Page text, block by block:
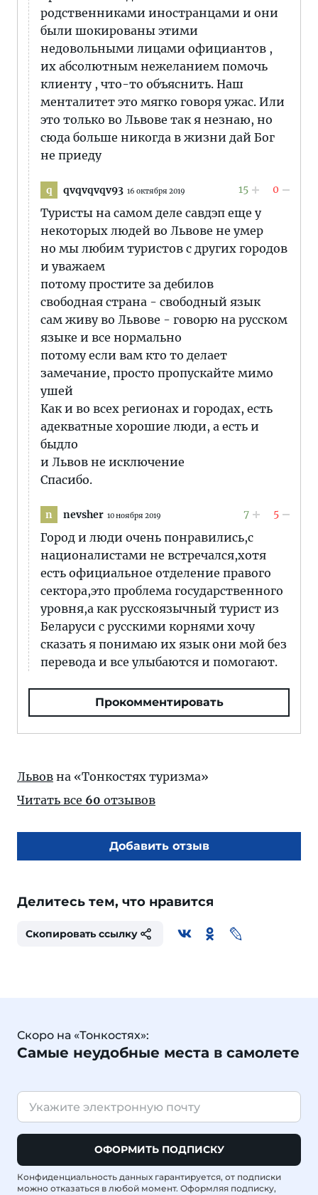
родственниками иностранцами и они
были шокированы этими
недовольными лицами официантов ,
их абсолютным нежеланием помочь
клиенту , что-то объяснить. Наш
менталитет это мягко говоря ужас. Или
это только во Львове так я незнаю, но
сюда больше никогда в жизни дай Бог
не приеду
q qvqvqvqv93 16 октября 2019 15 0
Туристы на самом деле савдэп еще у
некоторых людей во Львове не умер
но мы любим туристов с других городов
и уважаем
потому простите за дебилов
свободная страна - свободный язык
сам живу во Львове - говорю на русском
языке и все нормально
потому если вам кто то делает
замечание, просто пропускайте мимо
ушей
Как и во всех регионах и городах, есть
адекватные хорошие люди, а есть и
быдло
и Львов не исключение
Спасибо.
n nevsher 10 ноября 2019 7 5
Город и люди очень понравились,с
националистами не встречался,хотя
есть официальное отделение правого
сектора,это проблема государственного
уровня,а как русскоязычный турист из
Беларуси с русскими корнями хочу
сказать я понимаю их язык они мой без
перевода и все улыбаются и помогают.
Прокомментировать
Львов на «Тонкостях туризма»
Читать все 60 отзывов
Добавить отзыв
Делитесь тем, что нравится
Скопировать ссылку
Скоро на «Тонкостях»:
Самые неудобные места в самолете
ОФОРМИТЬ ПОДПИСКУ
Конфиденциальность данных гарантируется, от подписки
можно отказаться в любой момент. Оформляя подписку,